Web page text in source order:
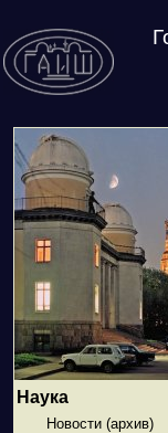
Наука
Новости (архив)